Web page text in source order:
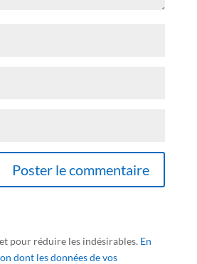
pour réduire les indésirables. En
dont les données de vos